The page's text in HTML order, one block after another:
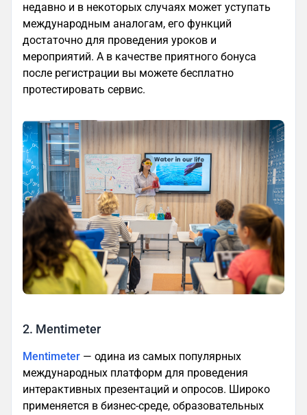
недавно и в некоторых случаях может уступать
международным аналогам, его функций
достаточно для проведения уроков и
мероприятий. А в качестве приятного бонуса
после регистрации вы можете бесплатно
протестировать сервис.
2. Mentimeter
Mentimeter — одина из самых популярных
международных платформ для проведения
интерактивных презентаций и опросов. Широко
применяется в бизнес-среде, образовательных